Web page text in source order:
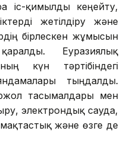
іс-қимылды кеңейту,
жетілдіру және
бірлескен жұмысын
Еуразиялық
күн тәртібіндегі
тыңдалды.
тасымалдары мен
электрондық сауда,
және өзге де